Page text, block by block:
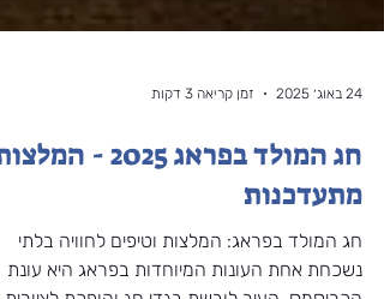
חג המולד בפראג 2025 -
מתעדכנות